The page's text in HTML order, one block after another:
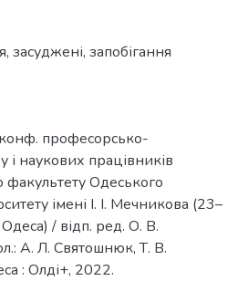
, засуджені, запобігання
професорсько-
і наукових працівників
Одеського
імені І. І. Мечникова (23–
/ відп. ред. О. В.
А. Л. Святошнюк, Т. В.
: Олді+, 2022.